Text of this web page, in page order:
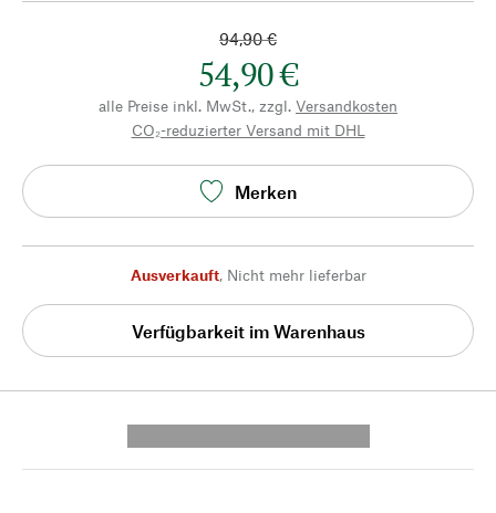
94,90 €
54,90 €
alle Preise inkl. MwSt., zzgl. Versandkosten
CO₂-reduzierter Versand mit DHL
Merken
Ausverkauft, Nicht mehr lieferbar
Verfügbarkeit im Warenhaus